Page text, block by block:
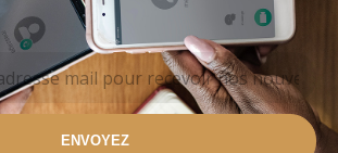
ENVOYEZ